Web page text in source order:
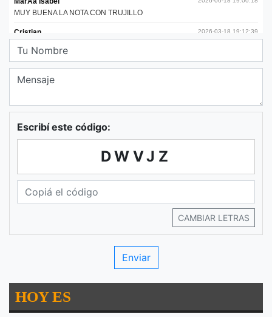
Escribí este código:
DWVJZ
CAMBIAR LETRAS
HOY ES